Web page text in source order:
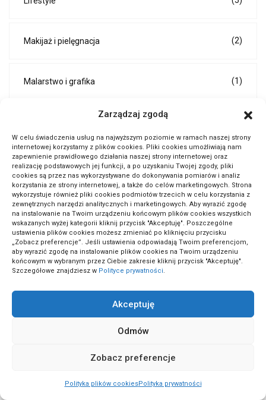
Zarządzaj zgodą
W celu świadczenia usług na najwyższym poziomie w ramach naszej strony
internetowej korzystamy z plików cookies. Pliki cookies umożliwiają nam
zapewnienie prawidłowego działania naszej strony internetowej oraz
realizację podstawowych jej funkcji, a po uzyskaniu Twojej zgody, pliki
cookies są przez nas wykorzystywane do dokonywania pomiarów i analiz
korzystania ze strony internetowej, a także do celów marketingowych. Strona
wykorzystuje również pliki cookies podmiotów trzecich w celu korzystania z
zewnętrznych narzędzi analitycznych i marketingowych. Aby wyrazić zgodę
na instalowanie na Twoim urządzeniu końcowym plików cookies wszystkich
wskazanych wyżej kategorii kliknij przycisk "Akceptuję". Poszczególne
ustawienia plików cookies możesz zmieniać po kliknięciu przycisku
„Zobacz preferencje”. Jeśli ustawienia odpowiadają Twoim preferencjom,
aby wyrazić zgodę na instalowanie plików cookies na Twoim urządzeniu
końcowym w wybranym przez Ciebie zakresie kliknij przycisk "Akceptuję".
Szczegółowe znajdziesz w Polityce prywatności.
Akceptuję
Odmów
Zobacz preferencje
Polityka plików cookiesPolityka prywatności
Makijaż i pielęgnacja (2)
Malarstwo i grafika (1)
Marketing i reklama (2)
Meble i dekoracje (2)
Minimalizm i slow life (15)